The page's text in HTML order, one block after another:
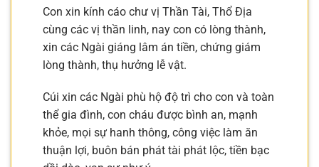
Con xin kính cáo chư vị Thần Tài, Thổ Địa
cùng các vị thần linh, nay con có lòng thành,
xin các Ngài giáng lâm án tiền, chứng giám
lòng thành, thụ hưởng lễ vật.
Cúi xin các Ngài phù hộ độ trì cho con và toàn
thể gia đình, con cháu được bình an, mạnh
khỏe, mọi sự hanh thông, công việc làm ăn
thuận lợi, buôn bán phát tài phát lộc, tiền bạc